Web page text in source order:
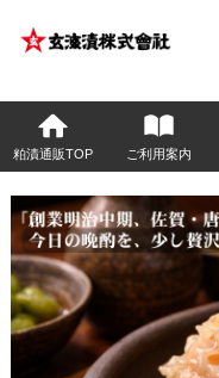
粕漬通販TOP ご利用案内